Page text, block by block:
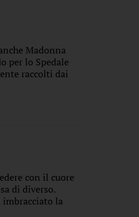
Madonna
per lo Spedale
raccolti dai
con il cuore
di diverso.
la